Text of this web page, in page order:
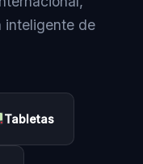
inteligente de
Tabletas